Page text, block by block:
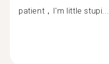
patient，I'm little stupi...